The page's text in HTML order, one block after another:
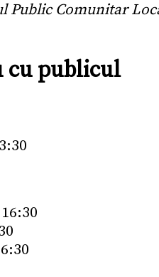
Public Comunitar
cu publicul